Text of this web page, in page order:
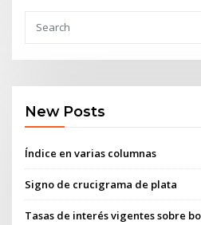
New Posts
Índice en varias columnas
Signo de crucigrama de plata
Tasas de interés vigentes sobre